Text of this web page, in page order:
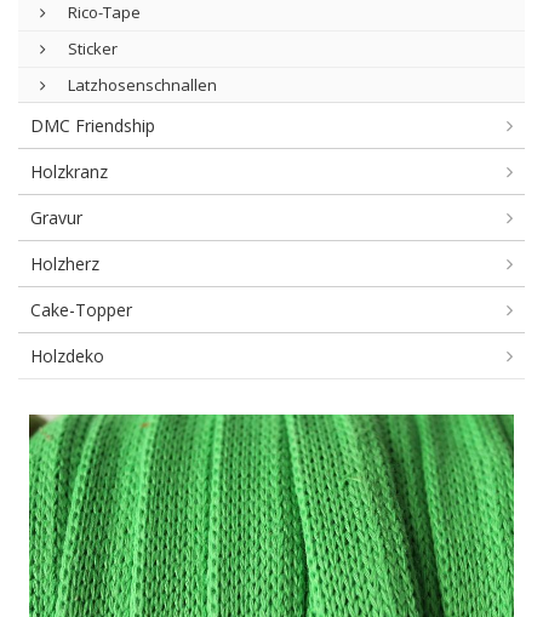
Rico-Tape
Sticker
Latzhosenschnallen
DMC Friendship
Holzkranz
Gravur
Holzherz
Cake-Topper
Holzdeko
Golden
Fix
Plus